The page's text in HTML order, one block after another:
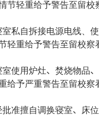
节轻重给予警告至留校
室私自拆接电源电线、
轻重给予警告至留校察
室使用炉灶、 焚烧物品、
给予严重警告至留校察
批准擅自调换寝室、
床